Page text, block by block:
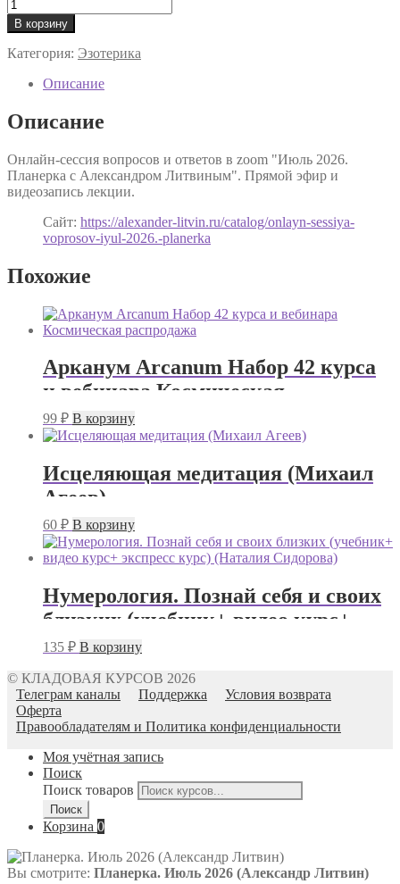
В корзину
Категория: Эзотерика
Описание
Описание
Онлайн-сессия вопросов и ответов в zoom "Июль 2026.
Планерка c Александром Литвиным". Прямой эфир и
видеозапись лекции.
Сайт: https://alexander-litvin.ru/catalog/onlayn-sessiya-
voprosov-iyul-2026.-planerka
Похожие
Арканум Arcanum Набор 42 курса
и вебинара Космическая
распродажа
99 ₽ В корзину
Исцеляющая медитация (Михаил
Агеев)
60 ₽ В корзину
Нумерология. Познай себя и своих
близких (учебник+ видео курс+
экспресс курс) (Наталия Сидорова)
135 ₽ В корзину
© КЛАДОВАЯ КУРСОВ 2026
Телеграм каналы
Поддержка
Условия возврата
Оферта
Правообладателям и Политика конфиденциальности
Моя учётная запись
Поиск
Поиск товаров
Поиск
Корзина 0
Вы смотрите: Планерка. Июль 2026 (Александр Литвин)